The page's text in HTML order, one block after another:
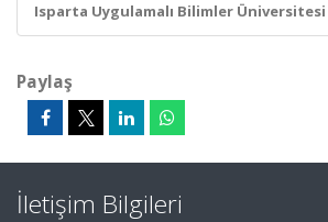
Isparta Uygulamalı Bilimler
Paylaş
İletişim Bilgileri